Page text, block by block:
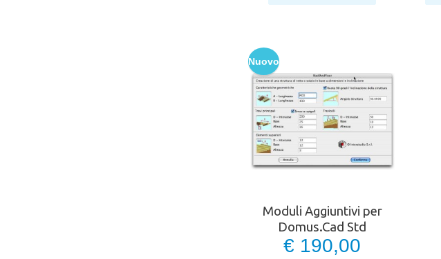
Nuovo
Moduli Aggiuntivi per
Domus.Cad Std
€ 190,00